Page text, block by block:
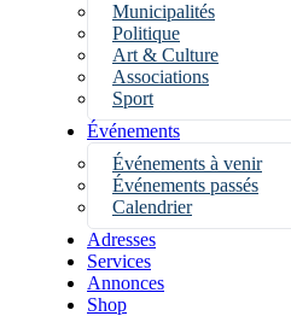
Municipalités
Politique
Art & Culture
Associations
Sport
Événements
Événements à venir
Événements passés
Calendrier
Adresses
Services
Annonces
Shop